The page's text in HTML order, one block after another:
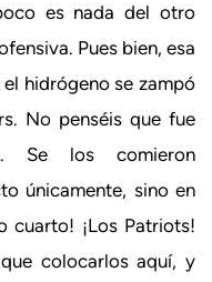
es nada del otro
Pues bien, esa
hidrógeno se zampó
No penséis que fue
Se los comieron
únicamente, sino en
cuarto! ¡Los Patriots!
colocarlos aquí, y